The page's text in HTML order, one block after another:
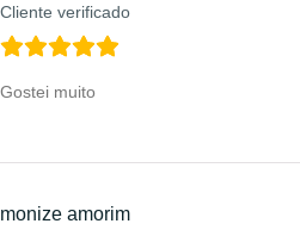
Cliente verificado
Gostei muito
monize amorim